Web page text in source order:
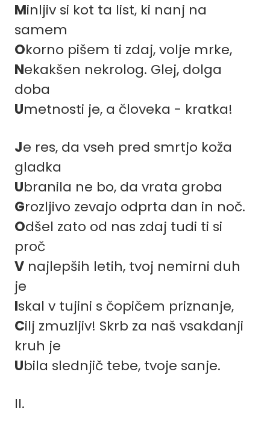
Minljiv si kot ta list, ki nanj na
samem
Okorno pišem ti zdaj, volje mrke,
Nekakšen nekrolog. Glej, dolga
doba
Umetnosti je, a človeka - kratka!
Je res, da vseh pred smrtjo koža
gladka
Ubranila ne bo, da vrata groba
Grozljivo zevajo odprta dan in noč.
Odšel zato od nas zdaj tudi ti si
proč
V najlepših letih, tvoj nemirni duh
je
Iskal v tujini s čopičem priznanje,
Cilj zmuzljiv! Skrb za naš vsakdanji
kruh je
Ubila slednjič tebe, tvoje sanje.
II.